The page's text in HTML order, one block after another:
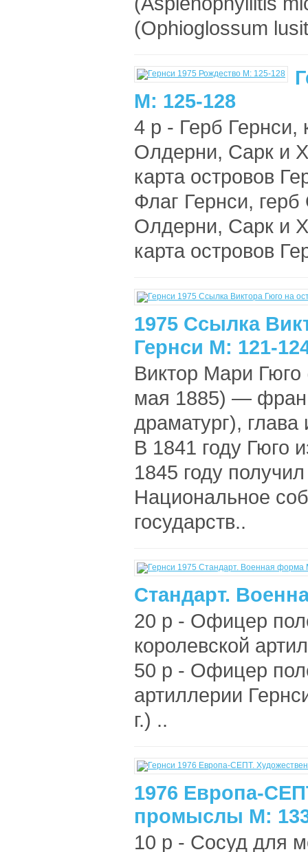
(Ophioglossum
М: 125-128
4 р - Герб Гернси,
Олдерни, Сарк и
карта островов
Флаг Гернси,
Олдерни, Сарк и
карта островов
1975 Ссылка
Гернси М: 121-
Виктор Мари
мая 1885) —
драматург),
В 1841 году Гюго
1845 году
Национальное
государств..
Стандарт.
20 р - Офицер
королевской
50 р - Офицер
артиллерии
г.) ..
1976 Европа-
промыслы М:
10 р - Сосуд для